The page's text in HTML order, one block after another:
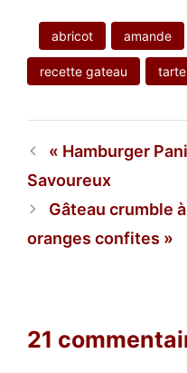
abricot amande
recette gateau
Hamburger
Savoureux
Gâteau crumble
oranges confites
21